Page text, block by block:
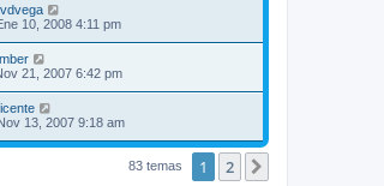
10, 2008 4:11 pm
21, 2007 6:42 pm
13, 2007 9:18 am
83 temas 1 2